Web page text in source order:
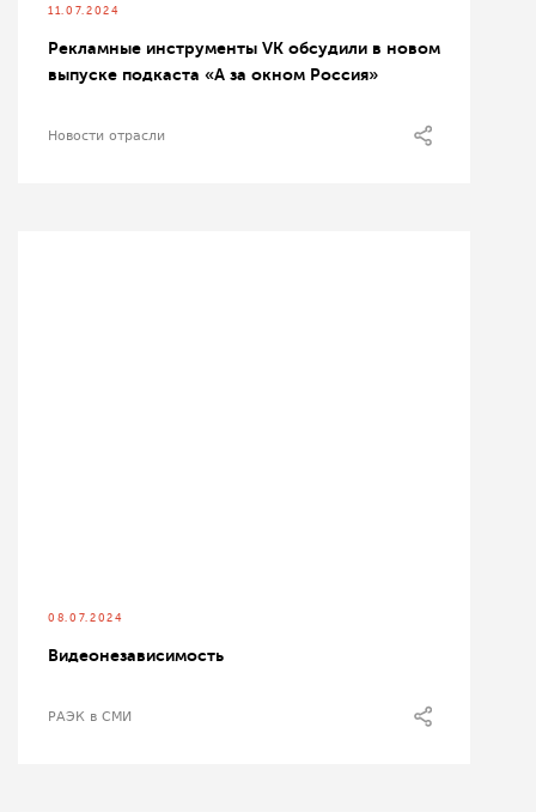
11.07.2024
Рекламные инструменты VK обсудили в новом
выпуске подкаста «А за окном Россия»
Новости отрасли
08.07.2024
Видеонезависимость
РАЭК в СМИ